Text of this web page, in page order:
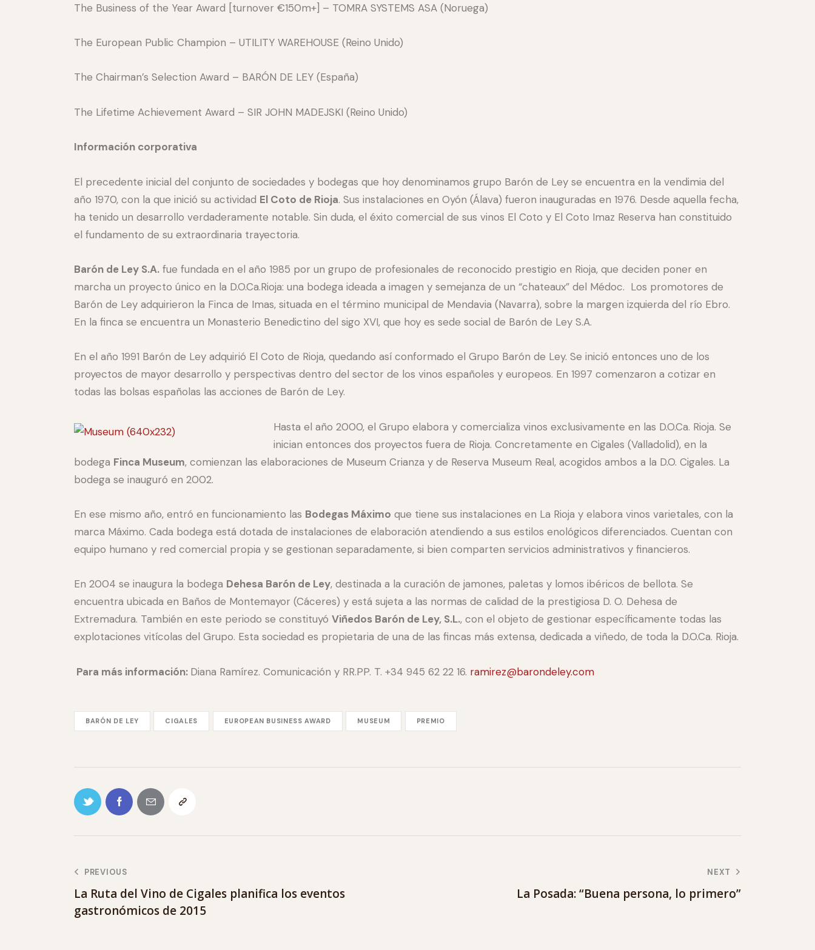
The Business of the Year Award [turnover €150m+] – TOMRA SYSTEMS ASA (Noruega)
The European Public Champion – UTILITY WAREHOUSE (Reino Unido)
The Chairman’s Selection Award – BARÓN DE LEY (España)
The Lifetime Achievement Award – SIR JOHN MADEJSKI (Reino Unido)
Información corporativa
El precedente inicial del conjunto de sociedades y bodegas que hoy denominamos grupo Barón de Ley se encuentra en la vendimia del
año 1970, con la que inició su actividad El Coto de Rioja. Sus instalaciones en Oyón (Álava) fueron inauguradas en 1976. Desde aquella fecha,
ha tenido un desarrollo verdaderamente notable. Sin duda, el éxito comercial de sus vinos El Coto y El Coto Imaz Reserva han constituido
el fundamento de su extraordinaria trayectoria.
Barón de Ley S.A. fue fundada en el año 1985 por un grupo de profesionales de reconocido prestigio en Rioja, que deciden poner en
marcha un proyecto único en la D.O.Ca.Rioja: una bodega ideada a imagen y semejanza de un “chateaux” del Médoc. Los promotores de
Barón de Ley adquirieron la Finca de Imas, situada en el término municipal de Mendavia (Navarra), sobre la margen izquierda del río Ebro.
En la finca se encuentra un Monasterio Benedictino del sigo XVI, que hoy es sede social de Barón de Ley S.A.
En el año 1991 Barón de Ley adquirió El Coto de Rioja, quedando así conformado el Grupo Barón de Ley. Se inició entonces uno de los
proyectos de mayor desarrollo y perspectivas dentro del sector de los vinos españoles y europeos. En 1997 comenzaron a cotizar en
todas las bolsas españolas las acciones de Barón de Ley.
Hasta el año 2000, el Grupo elabora y comercializa vinos exclusivamente en las D.O.Ca. Rioja. Se
inician entonces dos proyectos fuera de Rioja. Concretamente en Cigales (Valladolid), en la
bodega Finca Museum, comienzan las elaboraciones de Museum Crianza y de Reserva Museum Real, acogidos ambos a la D.O. Cigales. La
bodega se inauguró en 2002.
En ese mismo año, entró en funcionamiento las Bodegas Máximo que tiene sus instalaciones en La Rioja y elabora vinos varietales, con la
marca Máximo. Cada bodega está dotada de instalaciones de elaboración atendiendo a sus estilos enológicos diferenciados. Cuentan con
equipo humano y red comercial propia y se gestionan separadamente, si bien comparten servicios administrativos y financieros.
En 2004 se inaugura la bodega Dehesa Barón de Ley, destinada a la curación de jamones, paletas y lomos ibéricos de bellota. Se
encuentra ubicada en Baños de Montemayor (Cáceres) y está sujeta a las normas de calidad de la prestigiosa D. O. Dehesa de
Extremadura. También en este periodo se constituyó Viñedos Barón de Ley, S.L., con el objeto de gestionar específicamente todas las
explotaciones vitícolas del Grupo. Esta sociedad es propietaria de una de las fincas más extensa, dedicada a viñedo, de toda la D.O.Ca. Rioja.
Para más información: Diana Ramírez. Comunicación y RR.PP. T. +34 945 62 22 16. ramirez@barondeley.com
BARÓN DE LEY CIGALES EUROPEAN BUSINESS AWARD MUSEUM PREMIO
PREVIOUS
La Ruta del Vino de Cigales planifica los eventos
gastronómicos de 2015
NEXT
La Posada: “Buena persona, lo primero”